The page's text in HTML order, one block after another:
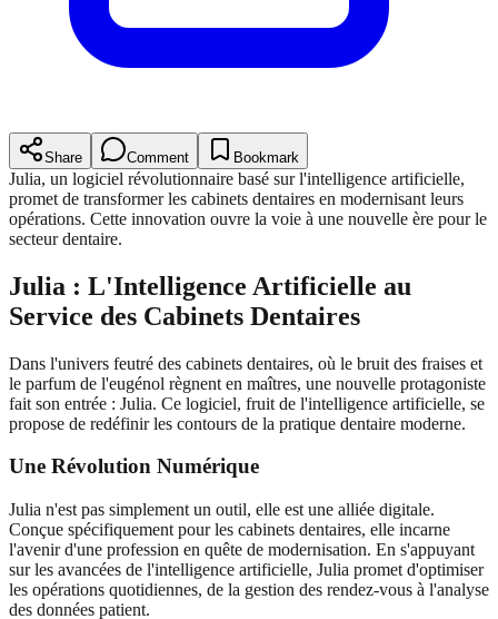
Share Comment Bookmark
Julia, un logiciel révolutionnaire basé sur l'intelligence artificielle,
promet de transformer les cabinets dentaires en modernisant leurs
opérations. Cette innovation ouvre la voie à une nouvelle ère pour le
secteur dentaire.
Julia : L'Intelligence Artificielle au
Service des Cabinets Dentaires
Dans l'univers feutré des cabinets dentaires, où le bruit des fraises et
le parfum de l'eugénol règnent en maîtres, une nouvelle protagoniste
fait son entrée : Julia. Ce logiciel, fruit de l'intelligence artificielle, se
propose de redéfinir les contours de la pratique dentaire moderne.
Une Révolution Numérique
Julia n'est pas simplement un outil, elle est une alliée digitale.
Conçue spécifiquement pour les cabinets dentaires, elle incarne
l'avenir d'une profession en quête de modernisation. En s'appuyant
sur les avancées de l'intelligence artificielle, Julia promet d'optimiser
les opérations quotidiennes, de la gestion des rendez-vous à l'analyse
des données patient.